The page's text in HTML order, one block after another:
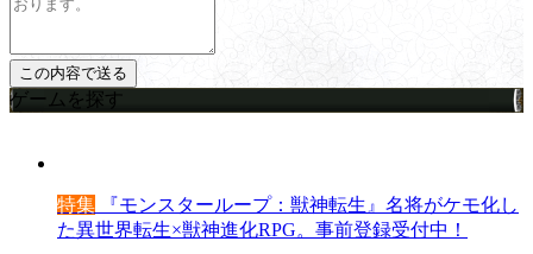
ゲームを探す
特集 『モンスターループ：獣神転生』名将がケモ化し
た異世界転生×獣神進化RPG。事前登録受付中！